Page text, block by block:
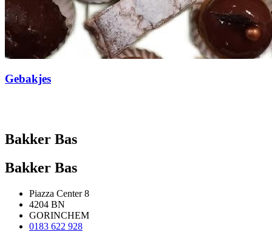
Gebakjes
Bakker Bas
Bakker Bas
Piazza Center 8
4204 BN
GORINCHEM
0183 622 928